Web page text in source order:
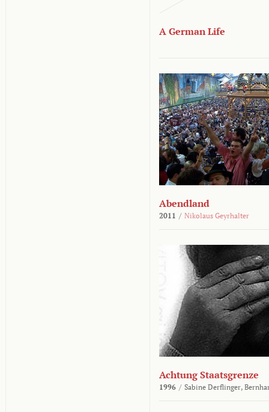
A German Life
Abendland
2011 / Nikolaus Geyrhalter
Achtung Staatsgrenze
1996 / Sabine Derflinger,